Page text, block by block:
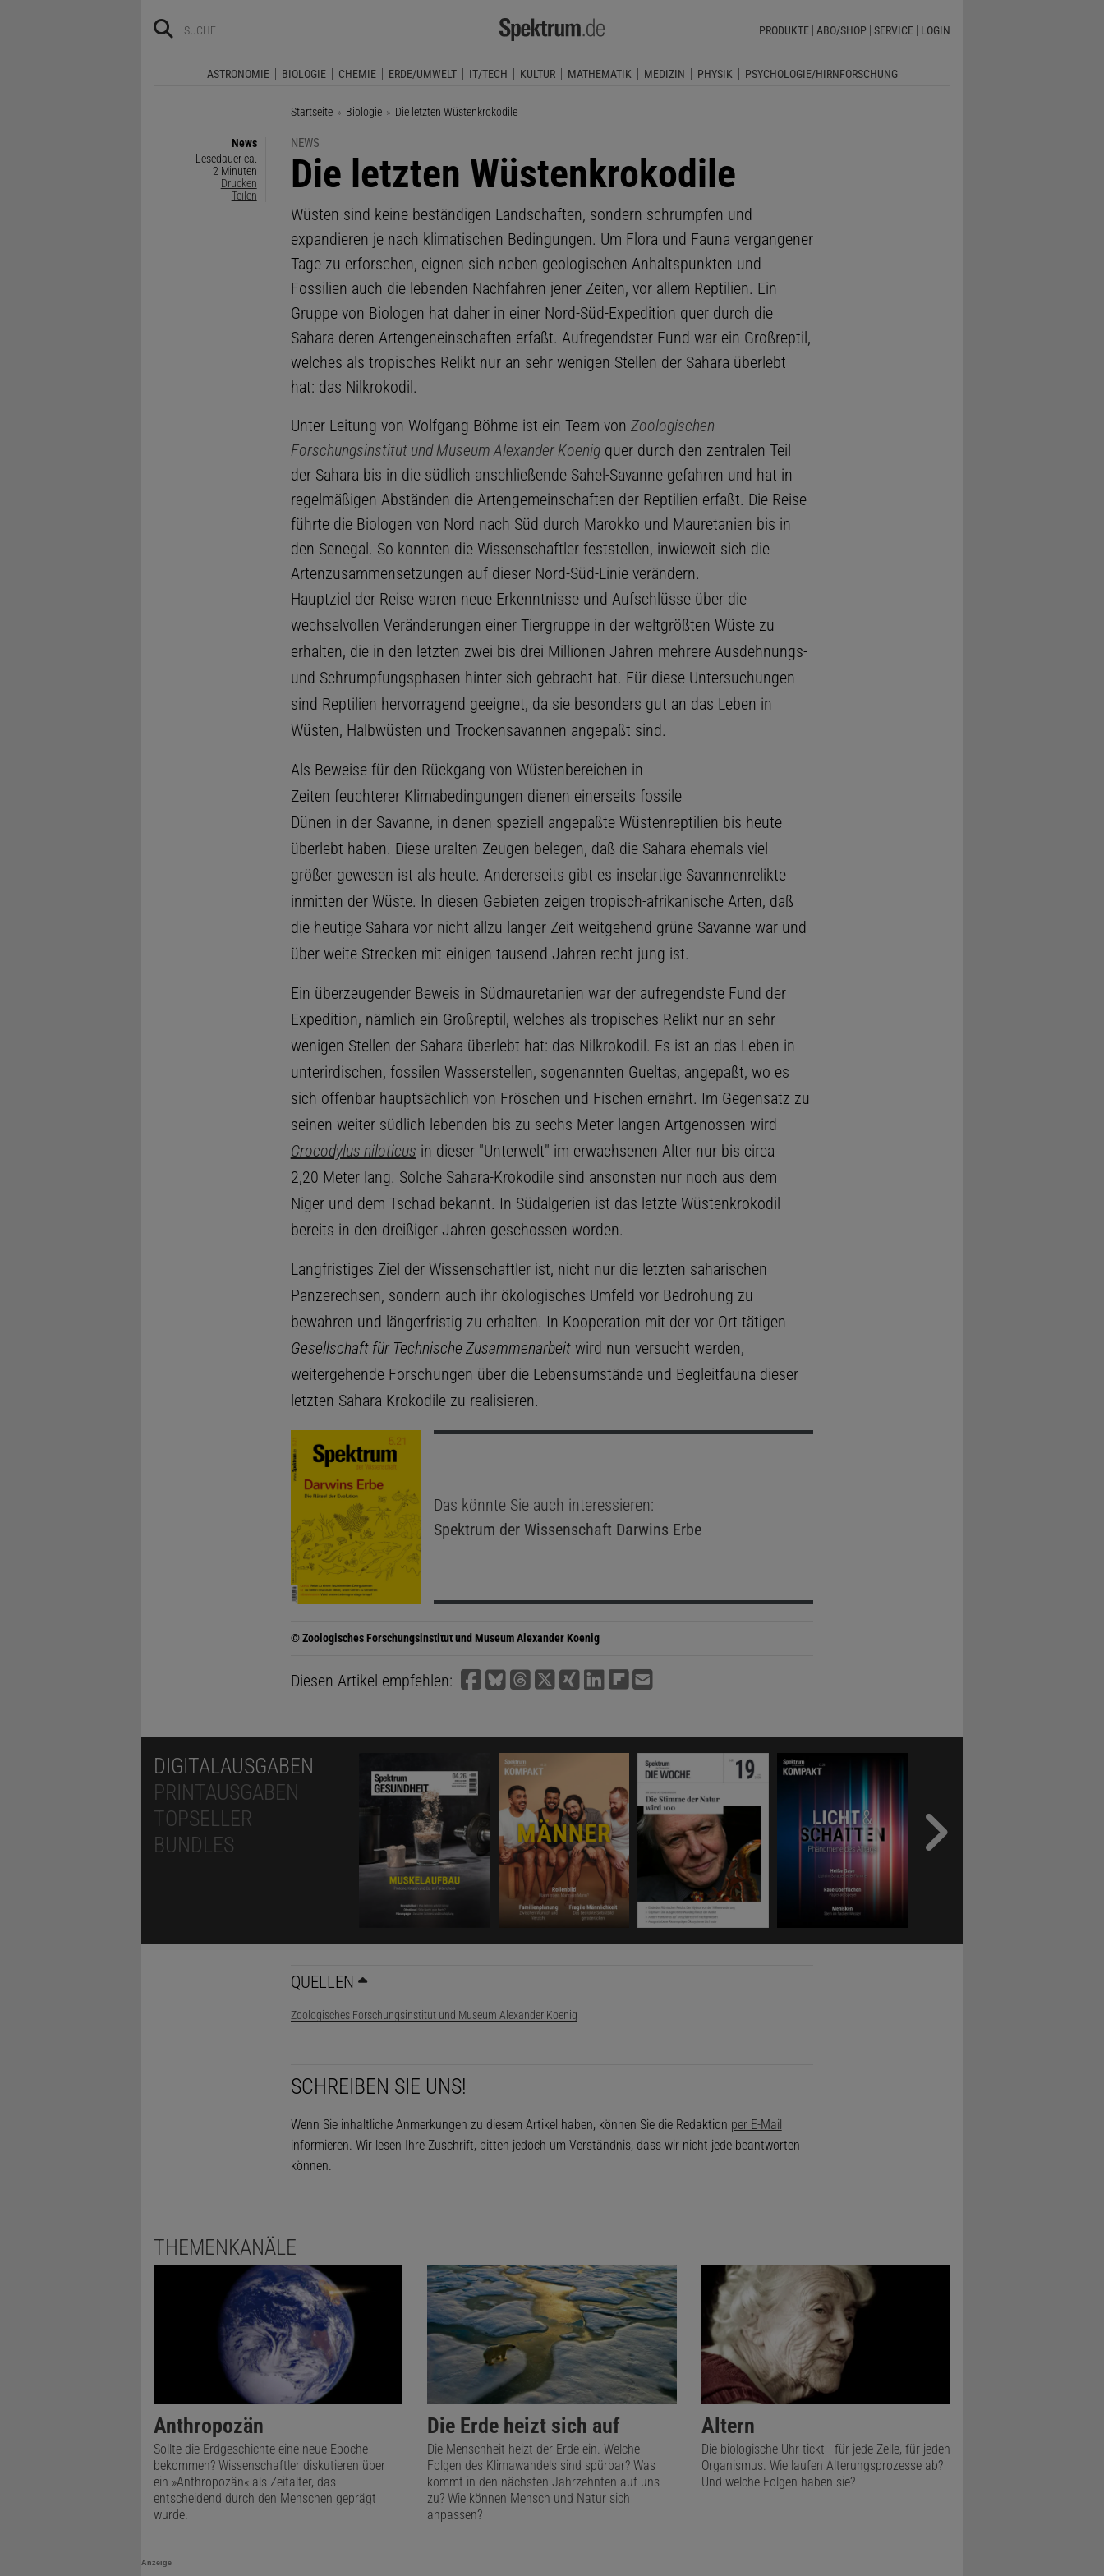
PRODUKTE ABO/SHOP SERVICE LOGIN
ASTRONOMIE BIOLOGIE CHEMIE ERDE/UMWELT IT/TECH KULTUR MATHEMATIK MEDIZIN PHYSIK PSYCHOLOGIE/HIRNFORSCHUNG
Startseite Biologie Aktuelle Seite:
Die letzten Wüstenkrokodile
News
Lesedauer ca.
2 Minuten
Drucken
Teilen
NEWS
:
Die letzten Wüstenkrokodile
Wüsten sind keine beständigen Landschaften, sondern schrumpfen und
expandieren je nach klimatischen Bedingungen. Um Flora und Fauna vergangener
Tage zu erforschen, eignen sich neben geologischen Anhaltspunkten und
Fossilien auch die lebenden Nachfahren jener Zeiten, vor allem Reptilien. Ein
Gruppe von Biologen hat daher in einer Nord-Süd-Expedition quer durch die
Sahara deren Artengeneinschaften erfaßt. Aufregendster Fund war ein Großreptil,
welches als tropisches Relikt nur an sehr wenigen Stellen der Sahara überlebt
hat: das Nilkrokodil.
Unter Leitung von Wolfgang Böhme ist ein Team von Zoologischen
Forschungsinstitut und Museum Alexander Koenigquer durch den zentralen Teil
der Sahara bis in die südlich anschließende Sahel-Savanne gefahren und hat in
regelmäßigen Abständen die Artengemeinschaften der Reptilien erfaßt. Die Reise
führte die Biologen von Nord nach Süd durch Marokko und Mauretanien bis in
den Senegal. So konnten die Wissenschaftler feststellen, inwieweit sich die
Artenzusammensetzungen auf dieser Nord-Süd-Linie verändern.
Hauptziel der Reise waren neue Erkenntnisse und Aufschlüsse über die
wechselvollen Veränderungen einer Tiergruppe in der weltgrößten Wüste zu
erhalten, die in den letzten zwei bis drei Millionen Jahren mehrere Ausdehnungs-
und Schrumpfungsphasen hinter sich gebracht hat. Für diese Untersuchungen
sind Reptilien hervorragend geeignet, da sie besonders gut an das Leben in
Wüsten, Halbwüsten und Trockensavannen angepaßt sind.
Als Beweise für den Rückgang von Wüstenbereichen in
Zeiten feuchterer Klimabedingungen dienen einerseits fossile
Dünen in der Savanne, in denen speziell angepaßte Wüstenreptilien bis heute
überlebt haben. Diese uralten Zeugen belegen, daß die Sahara ehemals viel
größer gewesen ist als heute. Andererseits gibt es inselartige Savannenrelikte
inmitten der Wüste. In diesen Gebieten zeigen tropisch-afrikanische Arten, daß
die heutige Sahara vor nicht allzu langer Zeit weitgehend grüne Savanne war und
über weite Strecken mit einigen tausend Jahren recht jung ist.
Ein überzeugender Beweis in Südmauretanien war der aufregendste Fund der
Expedition, nämlich ein Großreptil, welches als tropisches Relikt nur an sehr
wenigen Stellen der Sahara überlebt hat: das Nilkrokodil. Es ist an das Leben in
unterirdischen, fossilen Wasserstellen, sogenannten Gueltas, angepaßt, wo es
sich offenbar hauptsächlich von Fröschen und Fischen ernährt. Im Gegensatz zu
seinen weiter südlich lebenden bis zu sechs Meter langen Artgenossen wird
Crocodylus niloticus in dieser "Unterwelt" im erwachsenen Alter nur bis circa
2,20 Meter lang. Solche Sahara-Krokodile sind ansonsten nur noch aus dem
Niger und dem Tschad bekannt. In Südalgerien ist das letzte Wüstenkrokodil
bereits in den dreißiger Jahren geschossen worden.
Langfristiges Ziel der Wissenschaftler ist, nicht nur die letzten saharischen
Panzerechsen, sondern auch ihr ökologisches Umfeld vor Bedrohung zu
bewahren und längerfristig zu erhalten. In Kooperation mit der vor Ort tätigen
Gesellschaft für Technische Zusammenarbeitwird nun versucht werden,
weitergehende Forschungen über die Lebensumstände und Begleitfauna dieser
letzten Sahara-Krokodile zu realisieren.
Das könnte Sie auch interessieren:
Spektrum der Wissenschaft Darwins Erbe
© Zoologisches Forschungsinstitut und Museum Alexander Koenig
Diesen Artikel empfehlen:
DIGITALAUSGABEN
PRINTAUSGABEN
TOPSELLER
BUNDLES
QUELLEN
Zoologisches Forschungsinstitut und Museum Alexander Koenig
SCHREIBEN SIE UNS!
Wenn Sie inhaltliche Anmerkungen zu diesem Artikel haben, können Sie die Redaktion per E-Mail
informieren. Wir lesen Ihre Zuschrift, bitten jedoch um Verständnis, dass wir nicht jede beantworten
können.
THEMENKANÄLE
Anthropozän
Sollte die Erdgeschichte eine neue Epoche
bekommen? Wissenschaftler diskutieren über
ein »Anthropozän« als Zeitalter, das
entscheidend durch den Menschen geprägt
wurde.
Die Erde heizt sich auf
Die Menschheit heizt der Erde ein. Welche
Folgen des Klimawandels sind spürbar? Was
kommt in den nächsten Jahrzehnten auf uns
zu? Wie können Mensch und Natur sich
anpassen?
Altern
Die biologische Uhr tickt - für jede Zelle, für jeden
Organismus. Wie laufen Alterungsprozesse ab?
Und welche Folgen haben sie?
Anzeige